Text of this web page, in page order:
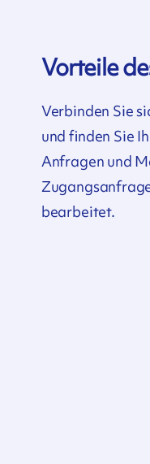
Vorteile
Verbinden Sie
und finden Sie
Anfragen und
bearbeitet.